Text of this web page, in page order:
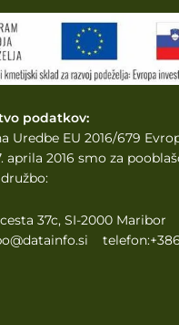
podatkov:
Uredbe EU 2016/679
aprila 2016 smo za
37c, SI-2000 Maribor